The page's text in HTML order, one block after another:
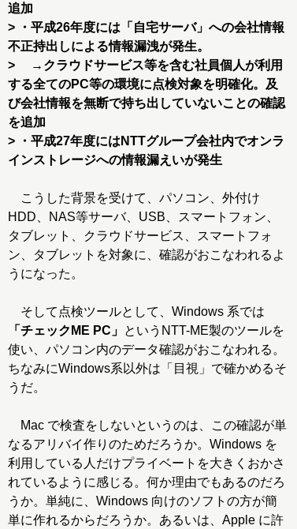
追加
> ・平成26年度には「自宅サーバ」への会社情報
不正持出しによる情報漏洩が発生。
> →クラウドサービス等を含む社員個人が利用
する全てのPC等の環境に点検対象を明確化。及
び会社情報を無断で持ち出していないことの確認
を追加
> ・平成27年度にはNTTグループ会社内でオンラ
インストレージへの情報漏えいが発生
こうした背景を受けて、パソコン、外付け
HDD、NAS等サーバ、USB、スマートフォン、
タブレット、クラウドサービス、スマートフォ
ン、タブレットを対象に、確認がおこなわれるよ
うになった。
そして点検ツールとして、Windows 系では
「チェックME PC」 というNTT-ME製のツールを
使い、パソコン内のデータ確認がおこなわれる。
ちなみにWindows系以外は「目視」で確かめるそ
うだ。
Mac で検査をしないというのは、この確認が単
なるアリバイ作りのためだろうか。Windows を
利用している人だけプライベートを大きくおかさ
れているように感じる。何か理由でもあるのだろ
うか。単純に、Windows 向けのソフトの方が簡
単に作れるからだろうか。あるいは、Apple に許